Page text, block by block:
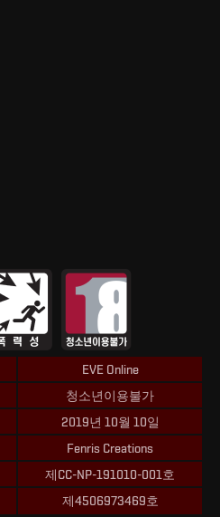
EVE Online
청소년이용불가
2019년 10월 10일
Fenris Creations
제CC-NP-191010-001호
제4506973469호